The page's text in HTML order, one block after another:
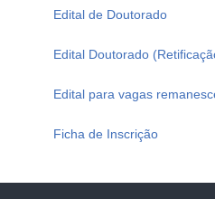
Edital de Doutorado
Edital Doutorado
Edital para vagas
Ficha de Inscrição